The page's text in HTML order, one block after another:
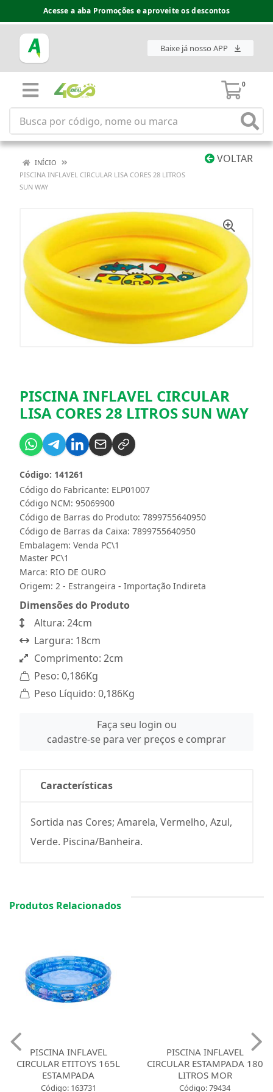
Acesse a aba Promoções e aproveite os descontos
Baixe já nosso APP
0
VOLTAR
INÍCIO
PISCINA INFLAVEL CIRCULAR LISA CORES 28 LITROS
SUN WAY
PISCINA INFLAVEL CIRCULAR
LISA CORES 28 LITROS SUN WAY
Código do Fabricante: ELP01007
Código: 141261
Código NCM: 95069900
Código de Barras do Produto: 7899755640950
Código de Barras da Caixa: 7899755640950
Embalagem: Venda PC\1
Master PC\1
Marca: RIO DE OURO
Origem: 2 - Estrangeira - Importação Indireta
Dimensões do Produto
Altura: 24cm
Largura: 18cm
Comprimento: 2cm
Peso: 0,186Kg
Peso Líquido: 0,186Kg
Faça seu login ou
cadastre-se para ver preços e comprar
Características
Sortida nas Cores; Amarela, Vermelho, Azul,
Verde. Piscina/Banheira.
Produtos Relacionados
PISCINA INFLAVEL
CIRCULAR ETITOYS 165L
ESTAMPADA
Código: 163731
PISCINA INFLAVEL
CIRCULAR ESTAMPADA 180
LITROS MOR
Código: 79434